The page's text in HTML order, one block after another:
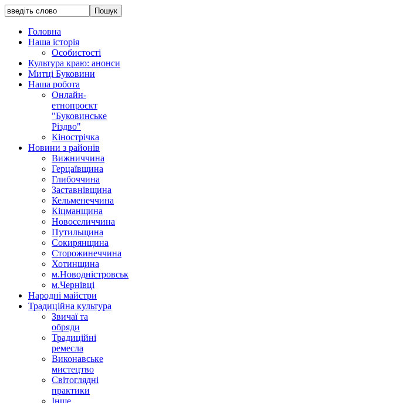
Головна
Наша історія
Особистості
Культура краю: анонси
Митці Буковини
Наша робота
Онлайн-
етнопроєкт
"Буковинське
Різдво"
Кінострічка
Новини з районів
Вижниччина
Герцаївщина
Глибоччина
Заставнівщина
Кельменеччина
Кіцманщина
Новоселиччина
Путильщина
Сокирянщина
Сторожинеччина
Хотинщина
м.Новодністровськ
м.Чернівці
Народні майстри
Традиційна культура
Звичаї та
обряди
Традиційні
ремесла
Виконавське
мистецтво
Світоглядні
практики
Інше